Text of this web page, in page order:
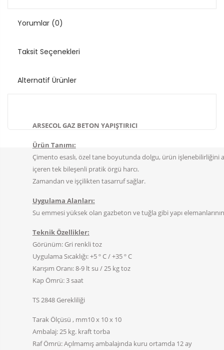
Yorumlar (0)
Taksit Seçenekleri
Alternatif Ürünler
ARSECOLGAZ BETON YAPIŞTIRICI
Ürün Tanımı:
Çimento esaslı, özel tane boyutunda dolgu, ürün işlenebilirliğini
içeren tek bileşenli pratik örgü harcı.
Zamandan ve işçilikten tasarruf sağlar.
Uygulama Alanları:
Su emmesi yüksek olan gazbeton ve tuğla gibi yapı
Teknik Özellikler:
Görünüm: Gri renkli toz
Uygulama Sıcaklığı: +5 º C / +35 º C
Karışım Oranı: 8-9 lt su / 25 kg toz
Kap Ömrü: 3 saat
TS 2848 Gerekliliği
Tarak Ölçüsü , mm10 x 10 x 10
Ambalaj: 25 kg. kraft torba
Raf Ömrü: Açılmamış ambalajında kuru ortamda 12 ay